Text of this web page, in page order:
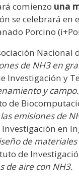
comienzo una
se celebrará en
Porcino
Nacional
de NH3 en
Investigación y
y campo.
de
emisiones de
en
de
de
de aire con NH3.